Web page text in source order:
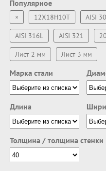
Популярное
× 12Х18Н10Т AISI
AISI 316L AISI 321
Лист 2 мм Лист 3 мм
Марка стали
Длина
Толщина / толщина стенки